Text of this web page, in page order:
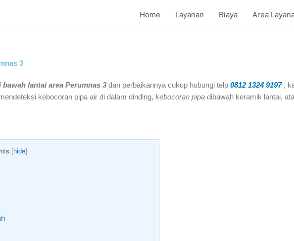
Home Layanan Biaya Area
3
lantai area Perumnas 3 dan perbaikannya cukup hubungi telp 0812 1324 9197,
kebocoran pipa air di dalam dinding, kebocoran pipa dibawah keramik lantai,
[hide]